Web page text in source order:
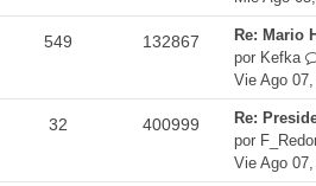
549 132867
Re: Mario
por Kefka
Vie Ago
32 400999
Re:
por
Vie Ago